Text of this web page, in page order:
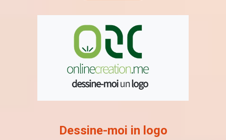
Dessine-moi in logo